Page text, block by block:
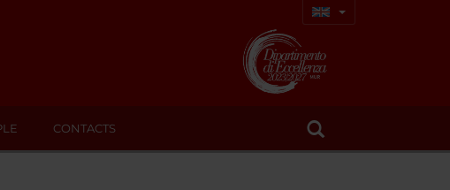
CONTACTS